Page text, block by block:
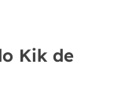
Kik de